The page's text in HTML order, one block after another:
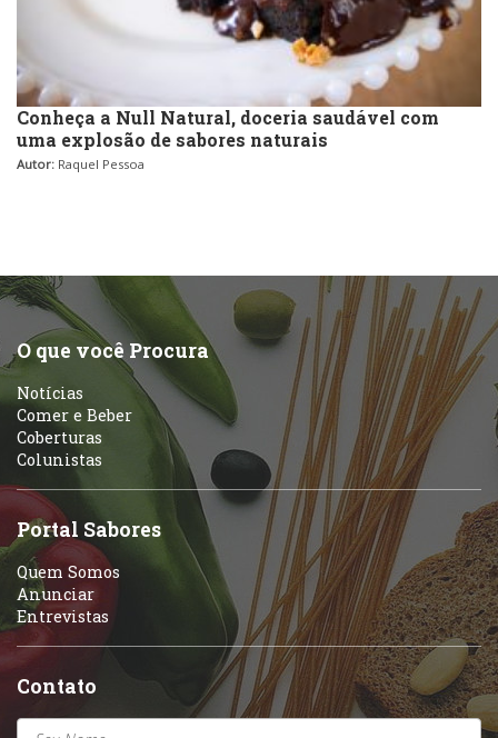
Conheça a Null Natural, doceria saudável com
uma explosão de sabores naturais
Autor: Raquel Pessoa
O que você Procura
Notícias
Comer e Beber
Coberturas
Colunistas
Portal Sabores
Quem Somos
Anunciar
Entrevistas
Contato